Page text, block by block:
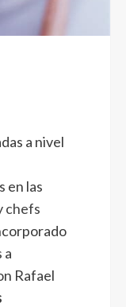
a nivel
en las
chefs
a
Rafael